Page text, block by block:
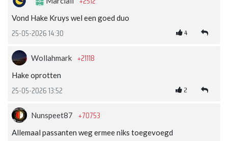
Vond Hake Kruys wel een goed duo
25-05-2026 14:30 4
Wollahmark +21118
Hake oprotten
25-05-2026 13:52 2
Nunspeet87 +70753
Allemaal passanten weg ermee niks toegevoegd